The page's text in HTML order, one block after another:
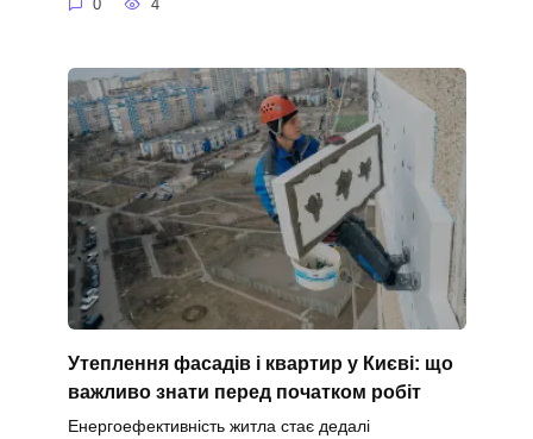
0 4
Утеплення фасадів і квартир у Києві: що
важливо знати перед початком робіт
Енергоефективність житла стає дедалі